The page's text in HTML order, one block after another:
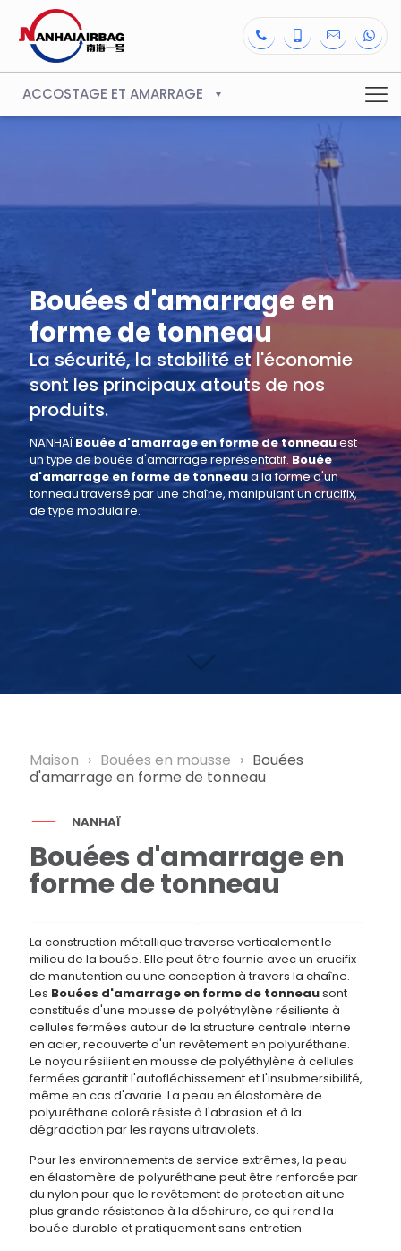
ACCOSTAGE ET AMARRAGE
Bouées d'amarrage en
forme de tonneau
La sécurité, la stabilité et l'économie
sont les principaux atouts de nos
produits.
NANHAÏBouée d'amarrage en forme de tonneauest
un type de bouée d'amarrage représentatif.Bouée
d'amarrage en forme de tonneaua la forme d'un
tonneau traversé par une chaîne, manipulant un crucifix,
de type modulaire.
Maison › Bouées en mousse › Bouées
d'amarrage en forme de tonneau
NANHAÏ
Bouées d'amarrage en
forme de tonneau
La construction métallique traverse verticalement le
milieu de la bouée. Elle peut être fournie avec un crucifix
de manutention ou une conception à travers la chaîne.
Les Bouées d'amarrage en forme de tonneausont
constitués d'une mousse de polyéthylène résiliente à
cellules fermées autour de la structure centrale interne
en acier, recouverte d'un revêtement en polyuréthane.
Le noyau résilient en mousse de polyéthylène à cellules
fermées garantit l'autofléchissement et l'insubmersibilité,
même en cas d'avarie. La peau en élastomère de
polyuréthane coloré résiste à l'abrasion et à la
dégradation par les rayons ultraviolets.
Pour les environnements de service extrêmes, la peau
en élastomère de polyuréthane peut être renforcée par
du nylon pour que le revêtement de protection ait une
plus grande résistance à la déchirure, ce qui rend la
bouée durable et pratiquement sans entretien.